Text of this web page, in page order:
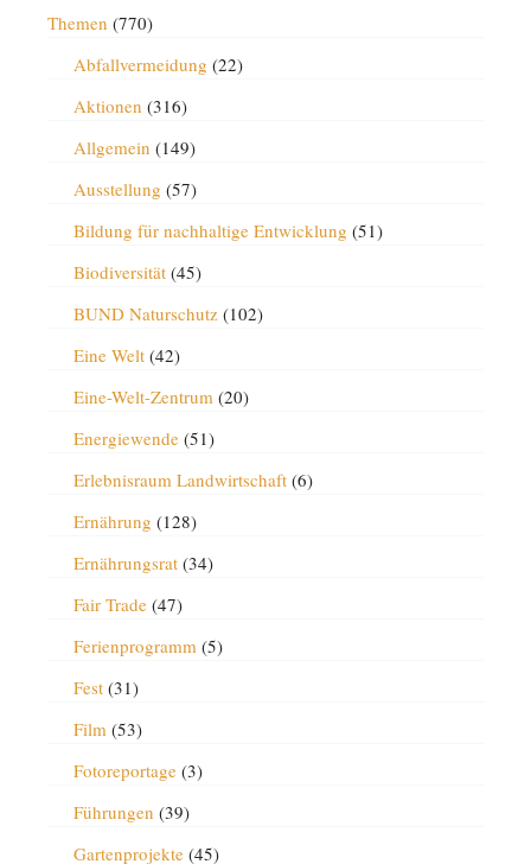
Themen (770)
Abfallvermeidung (22)
Aktionen (316)
Allgemein (149)
Ausstellung (57)
Bildung für nachhaltige Entwicklung (51)
Biodiversität(45)
BUND Naturschutz(102)
Eine Welt(42)
Eine-Welt-Zentrum (20)
Energiewende(51)
Erlebnisraum Landwirtschaft(6)
Ernährung (128)
Ernährungsrat(34)
Fair Trade(47)
Ferienprogramm (5)
Fest(31)
Film (53)
Fotoreportage(3)
Führungen (39)
Gartenprojekte(45)